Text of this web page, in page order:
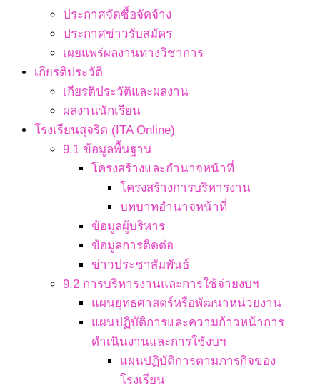
ประกาศจัดซื้อจัดจ้าง
ประกาศข่าวรับสมัคร
เผยแพร่ผลงานทางวิชาการ
เกียรติประวัติ
เกียรติประวัติและผลงาน
ผลงานนักเรียน
โรงเรียนสุจริต (ITA Online)
9.1 ข้อมูลพื้นฐาน
โครงสร้างและอำนาจหน้าที่
โครงสร้างการบริหารงาน
บทบาทอำนาจหน้าที่
ข้อมูลผู้บริหาร
ข้อมูลการติดต่อ
ข่าวประชาสัมพันธ์
9.2 การบริหารงานและการใช้จ่ายงบฯ
แผนยุทธศาสตร์หรือพัฒนาหน่วยงาน
แผนปฏิบัติการและความก้าวหน้าการ
ดำเนินงานและการใช้งบฯ
แผนปฏิบัติการตามภารกิจของ
โรงเรียน